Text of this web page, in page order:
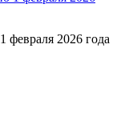
февраля 2026 года